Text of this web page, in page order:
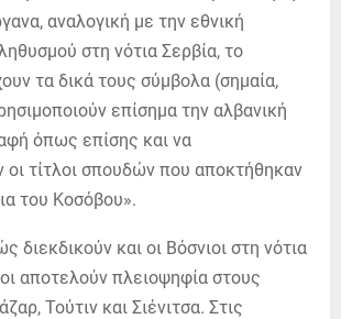
αναλογική με την εθνική
στη νότια Σερβία, το
τα δικά τους σύμβολα (σημαία,
επίσημα την αλβανική
όπως επίσης και να
οι τίτλοι σπουδών που αποκτήθηκαν
του Κοσόβου».
διεκδικούν και οι Βόσνιοι στη νότια
αποτελούν πλειοψηφία στους
Τούτιν και Σιένιτσα. Στις